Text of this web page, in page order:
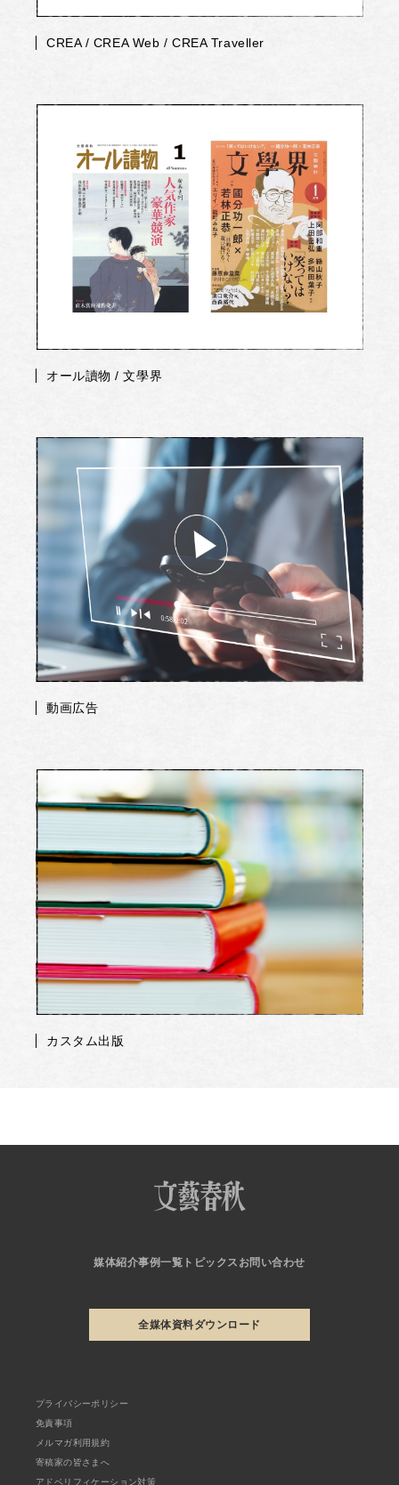
CREA / CREA Web / CREA Traveller
オール讀物 / 文學界
動画広告
カスタム出版
媒体紹介事例一覧 トピックス お問い合わせ
全媒体資料ダウンロード
プライバシーポリシー
免責事項
メルマガ利用規約
寄稿家の皆さまへ
アドベリフィケーション対策